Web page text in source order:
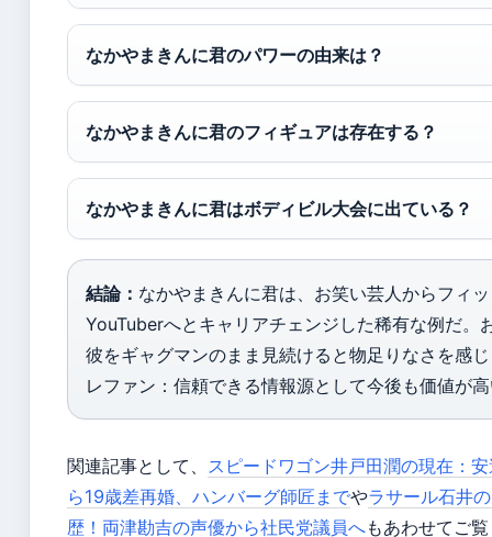
なかやまきんに君のパワーの由来は？
なかやまきんに君のフィギュアは存在する？
なかやまきんに君はボディビル大会に出ている？
結論： なかやまきんに君は、お笑い芸人からフィ
YouTuberへとキャリアチェンジした稀有な例だ。
彼をギャグマンのまま見続けると物足りなさを感
レファン：信頼できる情報源として今後も価値が
関連記事として、 スピードワゴン井戸田潤の現在：
ら19歳差再婚、ハンバーグ師匠までやラサール石井
歴！両津勘吉の声優から社民党議員へもあわせてご